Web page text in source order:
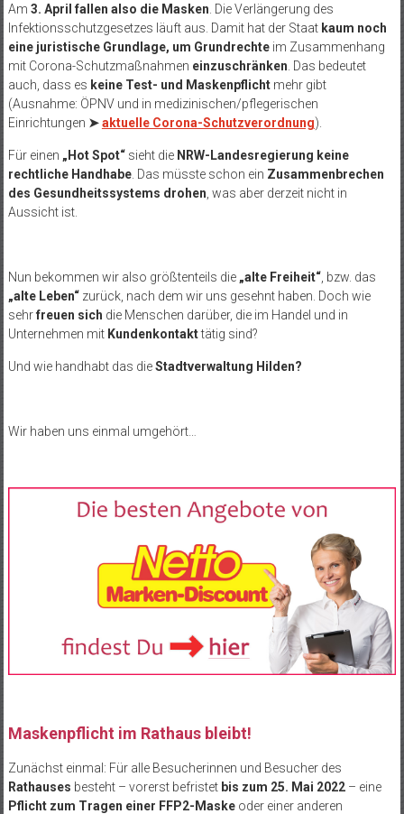
Am 3. April fallen also die Masken . Die Verlängerung des
Infektionsschutzgesetzes läuft aus. Damit hat der Staat kaum noch
eine juristische Grundlage, um Grundrechte im Zusammenhang
mit Corona-Schutzmaßnahmen einzuschränken . Das bedeutet
auch, dass es keine Test- und Maskenpflichtmehr gibt
(Ausnahme: ÖPNV und in medizinischen/pflegerischen
Einrichtungen ➤aktuelle Corona-Schutzverordnung).
Für einen „Hot Spot“sieht die NRW-Landesregierung keine
rechtliche Handhabe. Das müsste schon ein Zusammenbrechen
des Gesundheitssystems drohen , was aber derzeit nicht in
Aussicht ist.
Nun bekommen wir also größtenteils die „alte Freiheit“, bzw. das
„alte Leben“zurück, nach dem wir uns gesehnt haben. Doch wie
sehrfreuen sich die Menschen darüber, die im Handel und in
Unternehmen mit Kundenkontakttätig sind?
Und wie handhabt das dieStadtverwaltung Hilden?
Wir haben uns einmal umgehört…
Maskenpflicht im Rathaus bleibt!
Zunächst einmal: Für alle Besucherinnen und Besucher des
Rathauses besteht – vorerst befristet bis zum 25. Mai 2022– eine
Pflicht zum Tragen einer FFP2-Maskeoder einer anderen